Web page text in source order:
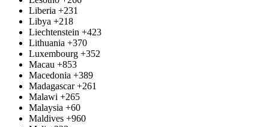
Liberia +231
Libya +218
Liechtenstein +423
Lithuania +370
Luxembourg +352
Macau +853
Macedonia +389
Madagascar +261
Malawi +265
Malaysia +60
Maldives +960